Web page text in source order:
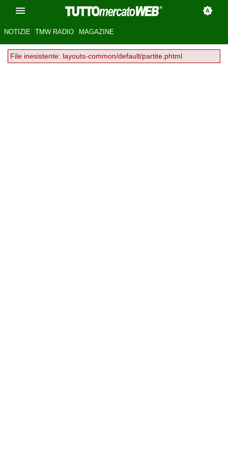
NOTIZIE TMW RADIO MAGAZINE
File inesistente: layouts-common/default/partite.phtml